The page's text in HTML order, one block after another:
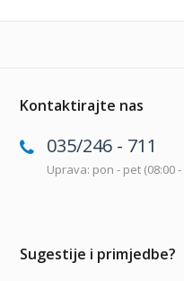
Kontaktirajte nas
035/246 - 711
Uprava: pon - pet (08:00 -
Sugestije i primjedbe?